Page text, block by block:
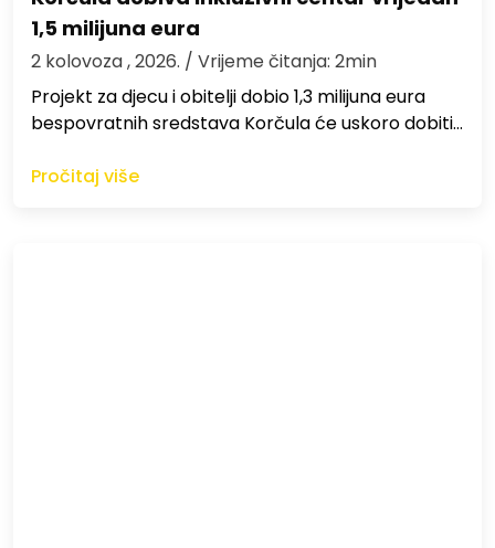
1,5 milijuna eura
2 kolovoza , 2026. / Vrijeme čitanja: 2min
Projekt za djecu i obitelji dobio 1,3 milijuna eura
bespovratnih sredstava Korčula će uskoro dobiti…
Pročitaj više